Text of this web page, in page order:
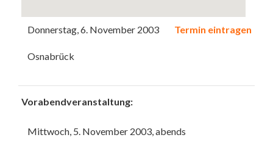
Termin eintragen
Donnerstag, 6. November 2003
Osnabrück
Vorabendveranstaltung:
Mittwoch, 5. November 2003, abends